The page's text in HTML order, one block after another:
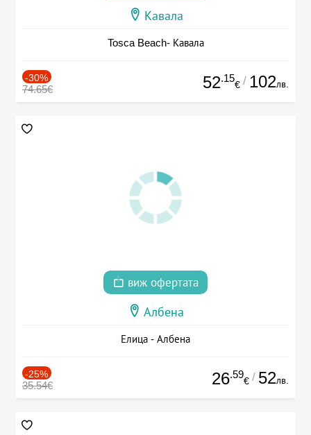
Кавала
Tosca Beach- Кавала
-30%
74.65€ 52.15
€ / 102лв.
виж офертата
Албена
Елица - Албена
-25%
35.54€ 26.59
€ / 52лв.